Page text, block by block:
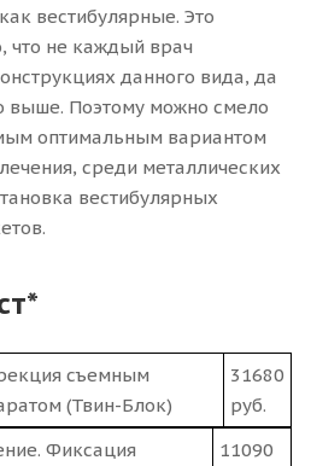
вестибулярные. Это
что не каждый врач
данного вида, да
выше. Поэтому можно смело
оптимальным вариантом
среди металлических
вестибулярных
съемным
(Твин-Блок)
31680
руб.
Фиксация
11090